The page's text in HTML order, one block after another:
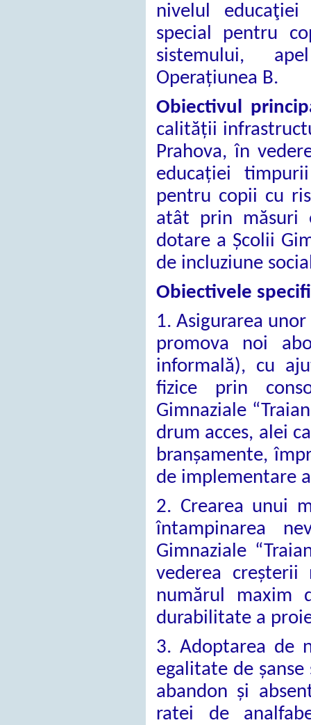
nivelul
special pentru
sistemului,
Operațiunea B.
Obiectivul
calității
Prahova, în
educației
pentru copii cu
atât prin măsuri
dotare a Școlii
de incluziune
Obiectivele
1. Asigurarea
promova noi
informală), cu
fizice prin
Gimnaziale
drum acces, alei
branșamente,
de implementare
2. Crearea unui
întampinarea
Gimnaziale
vederea
numărul maxim
durabilitate a
3. Adoptarea de
egalitate de
abandon și
ratei de